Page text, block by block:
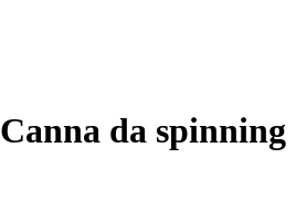
Canna da